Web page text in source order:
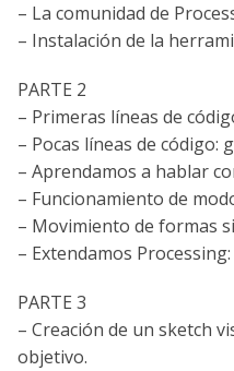
– La comunidad de
– Instalación de la
PARTE 2
– Primeras lí­neas de
– Pocas lí­neas de código:
– Aprendamos a hablar
– Funcionamiento de
– Movimiento de formas
– Extendamos
PARTE 3
– Creación de un sketch
objetivo.